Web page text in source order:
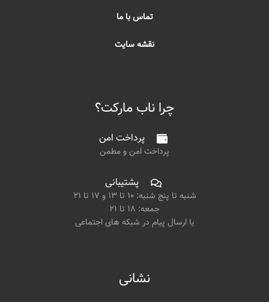
تماس با ما
نقشه سایت
چرا ناب مارکت؟
پرداخت امن
پرداخت امن و مطمن
پشتیبانی
شنبه تا پنج شنبه: ۱۰ تا ۱۳ و ۱۷ تا ۲۱
جمعه: ۱۸ تا ۲۱
یا ارسال پیام در شبکه های اجتماعی
نشانی